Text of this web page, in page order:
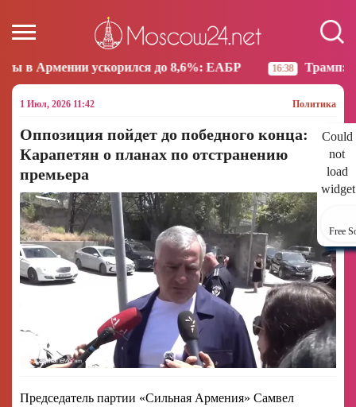
до 8,6%: ЕАБР 16:38 Трамп: США больше не
1 Июл, 2026 11:42 Политика
Could
not
load
Free
Оппозиция пойдет до победного конца:
Карапетян о планах по отстранению
премьера
Председатель партии «Сильная Армения» Самвел